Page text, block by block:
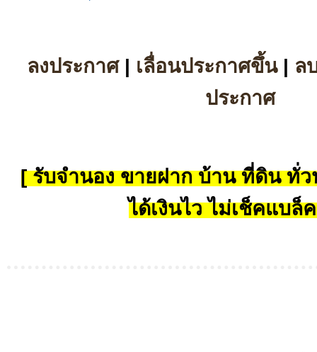
ลงประกาศ| เลื่อนประกาศขึ้น| ล
ประกาศ
[ รับจำนอง ขายฝาก บ้าน ที่ดิน ทั่ว
ได้เงินไว ไม่เช็คแบล็